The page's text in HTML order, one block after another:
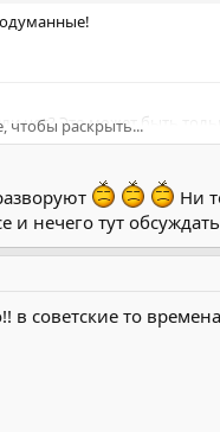
чтобы раскрыть...
нет? Это может быть
врачам) а реальными
чтобы раскрыть...
Ни
и нечего тут
советские то